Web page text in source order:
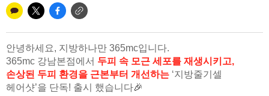
안녕하세요, 지방하나만 365mc입니다.
365mc 강남본점에서 두피 속 모근 세포를 재생시키고,
손상된 두피 환경을 근본부터 개선하는 ‘지방줄기셀
헤어샷’을 단독! 출시 했습니다🎉